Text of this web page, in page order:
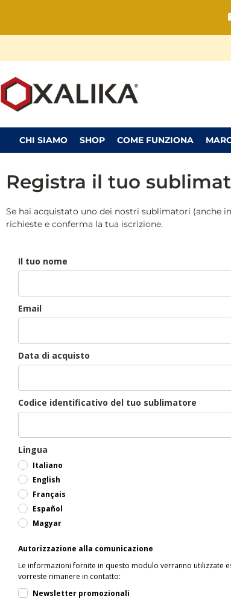
CHI SIAMO SHOP COME FUNZIONA
Registra il tuo
Se hai acquistato uno dei nostri sublimatori (anche
richieste e conferma la tua iscrizione.
Il tuo nome
Email
Data di acquisto
Codice identificativo del tuo sublimatore
Lingua
Italiano
English
Français
Español
Magyar
Autorizzazione alla comunicazione
Le informazioni fornite in questo modulo verranno utilizzate
vorreste rimanere in contatto:
Newsletter promozionali